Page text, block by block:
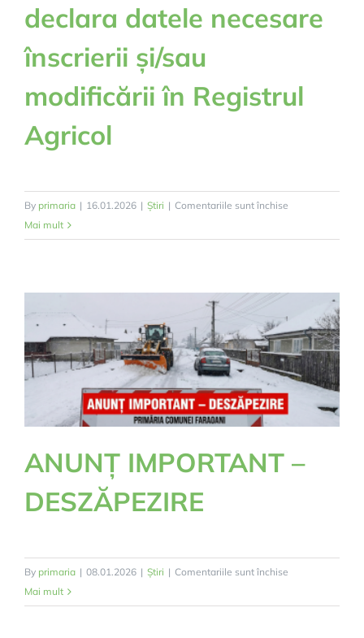
declara datele necesare
înscrierii și/sau
modificării în Registrul
Agricol
By primaria | 16.01.2026 | Știri | Comentariile sunt închise
IMPORTANT
persoanelor
și
juridice
de
declara
Registrul
Mai mult
ANUNȚ IMPORTANT –
DESZĂPEZIRE
By primaria | 08.01.2026 | Știri | Comentariile sunt închise
IMPORTANT
Mai mult